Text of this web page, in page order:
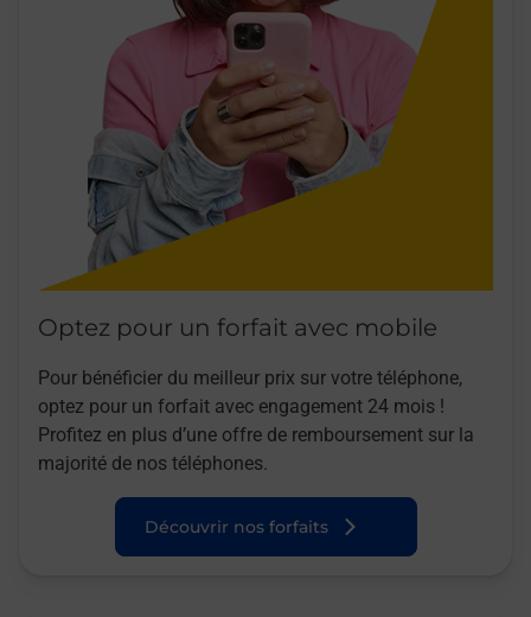
Optez pour un forfait avec mobile
Pour bénéficier du meilleur prix sur votre téléphone,
optez pour un forfait avec engagement 24 mois !
Profitez en plus d’une offre de remboursement sur la
majorité de nos téléphones.
Découvrir nos forfaits